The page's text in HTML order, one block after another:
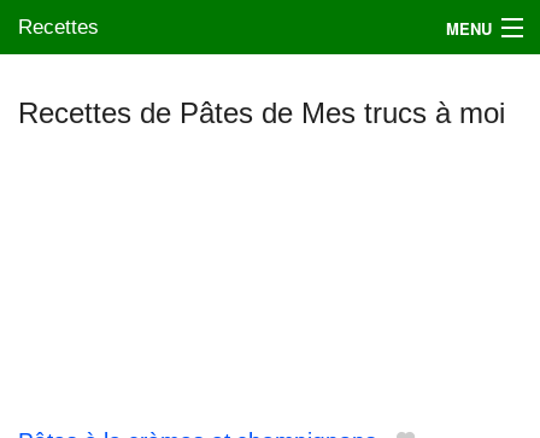
Recettes MENU
Recettes de Pâtes de Mes trucs à moi